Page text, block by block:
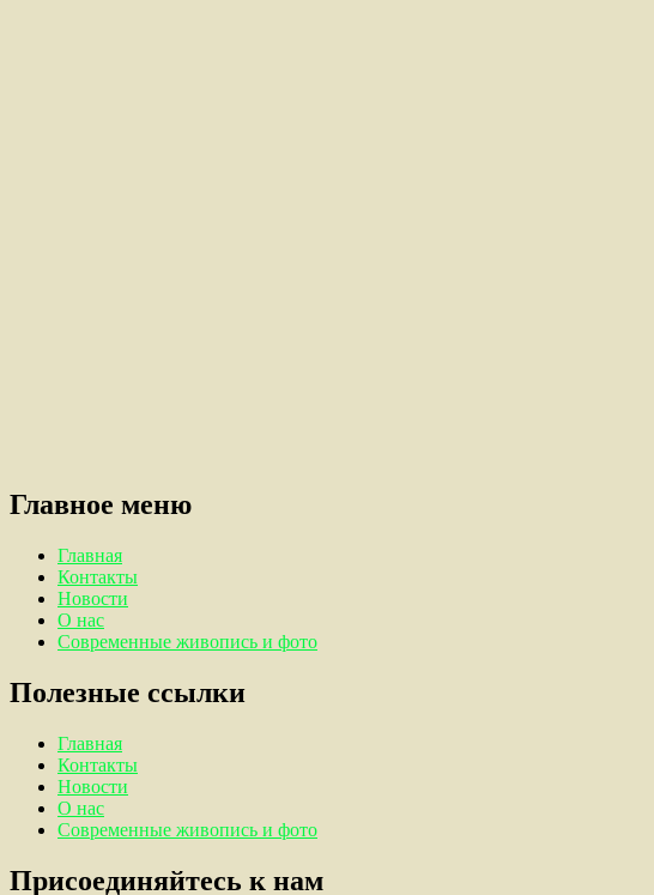
Главное меню
Главная
Контакты
Новости
О нас
Современные живопись и фото
Полезные ссылки
Главная
Контакты
Новости
О нас
Современные живопись и фото
Присоединяйтесь к нам